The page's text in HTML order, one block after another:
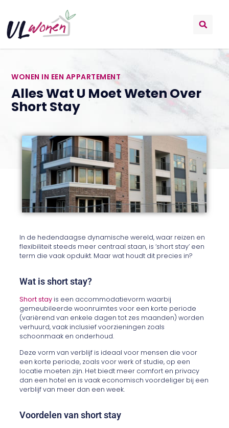
WONEN IN EEN APPARTEMENT
Alles Wat U Moet Weten Over
Short Stay
In de hedendaagse dynamische wereld, waar reizen en
flexibiliteit steeds meer centraal staan, is ‘short stay’ een
term die vaak opduikt. Maar wat houdt dit precies in?
Wat is short stay?
Short stay is een accommodatievorm waarbij
gemeubileerde woonruimtes voor een korte periode
(variërend van enkele dagen tot zes maanden) worden
verhuurd, vaak inclusief voorzieningen zoals
schoonmaak en onderhoud.
Deze vorm van verblijf is ideaal voor mensen die voor
een korte periode, zoals voor werk of studie, op een
locatie moeten zijn. Het biedt meer comfort en privacy
dan een hotel en is vaak economisch voordeliger bij een
verblijf van meer dan een week.
Voordelen van short stay